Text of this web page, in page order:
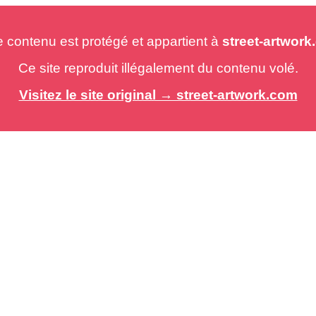
est protégé et appartient à street-
Ce site reproduit illégalement du contenu volé.
Visitez le site original → street-artwork.com